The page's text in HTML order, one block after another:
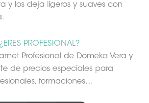
y los deja ligeros y suaves con
¿ERES PROFESIONAL?
Profesional de Domeka Vera y
de precios especiales para
formaciones…